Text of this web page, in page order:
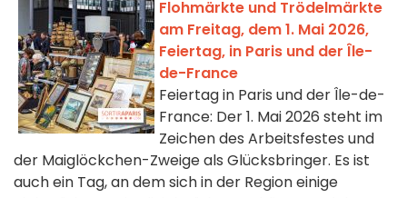
Flohmärkte und Trödelmärkte
am Freitag, dem 1. Mai 2026,
Feiertag, in Paris und der Île-
de-France
Feiertag in Paris und der Île-de-
France: Der 1. Mai 2026 steht im
Zeichen des Arbeitsfestes und
der Maiglöckchen-Zweige als Glücksbringer. Es ist
auch ein Tag, an dem sich in der Region einige